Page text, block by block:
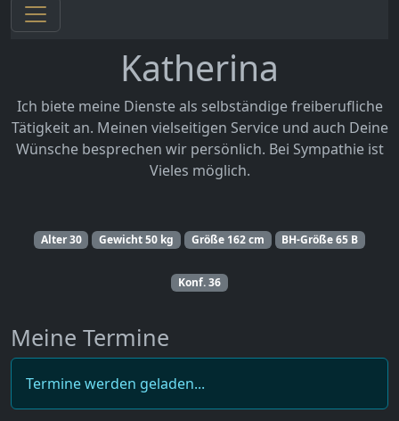
Katherina
Ich biete meine Dienste als selbständige freiberufliche
Tätigkeit an. Meinen vielseitigen Service und auch Deine
Wünsche besprechen wir persönlich. Bei Sympathie ist
Vieles möglich.
Alter30 Gewicht50 kg Größe 162 cm BH-Größe65 B
Konf.36
Meine Termine
Termine werden geladen...